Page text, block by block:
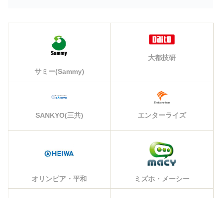
サミー(Sammy)
大都技研
SANKYO(三共) エンターライズ
オリンピア・平和 ミズホ・メーシー